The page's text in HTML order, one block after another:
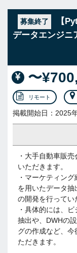
募集終了
【
データエンジニ
〜
リモート
掲載開始日：2025
・大手自動車販
いただきます。
・マーケティン
を用いたデータ
の開発を行ってい
・具体的には、
抽出や、DWHの
グの作成など、
ただきます。